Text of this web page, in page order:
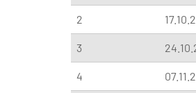
2
3
4